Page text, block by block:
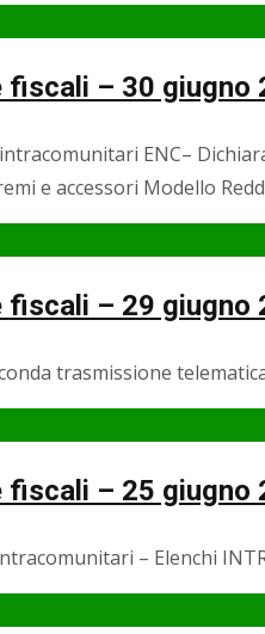
fiscali – 30 giugno
ENC–
e accessori Modello
fiscali – 29 giugno
trasmissione
fiscali – 25 giugno
– Elenchi